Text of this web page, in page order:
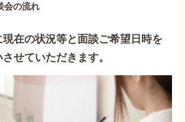
会の流れ
現在の状況等と面談ご希望日時を
せていただきます。